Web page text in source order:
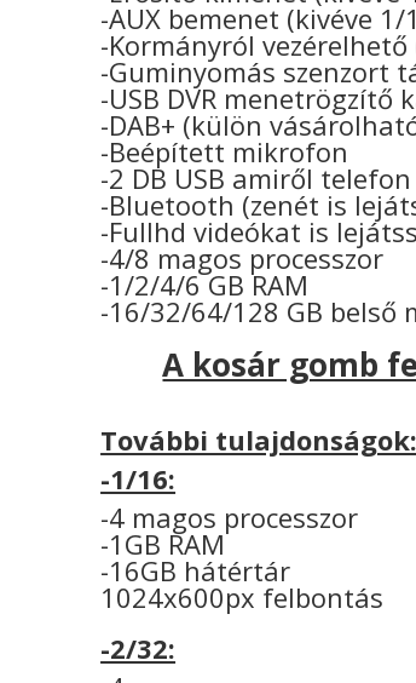
-AUX bemenet (kivéve
-Kormányról
-Guminyomás szenzort
-USB DVR
-DAB+ (külön
-Beépített mikrofon
-2 DB USB amiről
-Bluetooth (zenét is
-Fullhd videókat is
-4/8 magos processzor
-1/2/4/6 GB RAM
-16/32/64/128 GB belső
A kosár gomb
További tulajdonságok:
-1/16:
-4 magos processzor
-1GB RAM
-16GB hátértár
1024x600px felbontás
-2/32: